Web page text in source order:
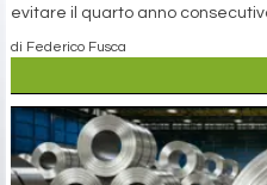
evitare il quarto anno
di Federico Fusca